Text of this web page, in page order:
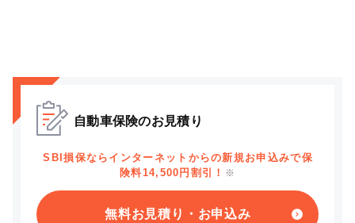
自動車保険のお見積り
SBI損保ならインターネットからの新規お申込みで保
険料14,500円割引！ ※
無料お見積り・お申込み